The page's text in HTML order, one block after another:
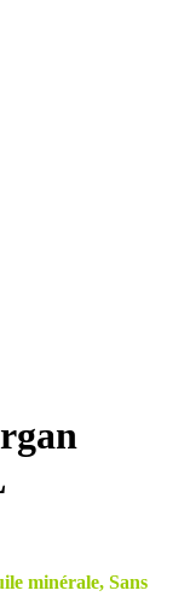
minérale, Sans